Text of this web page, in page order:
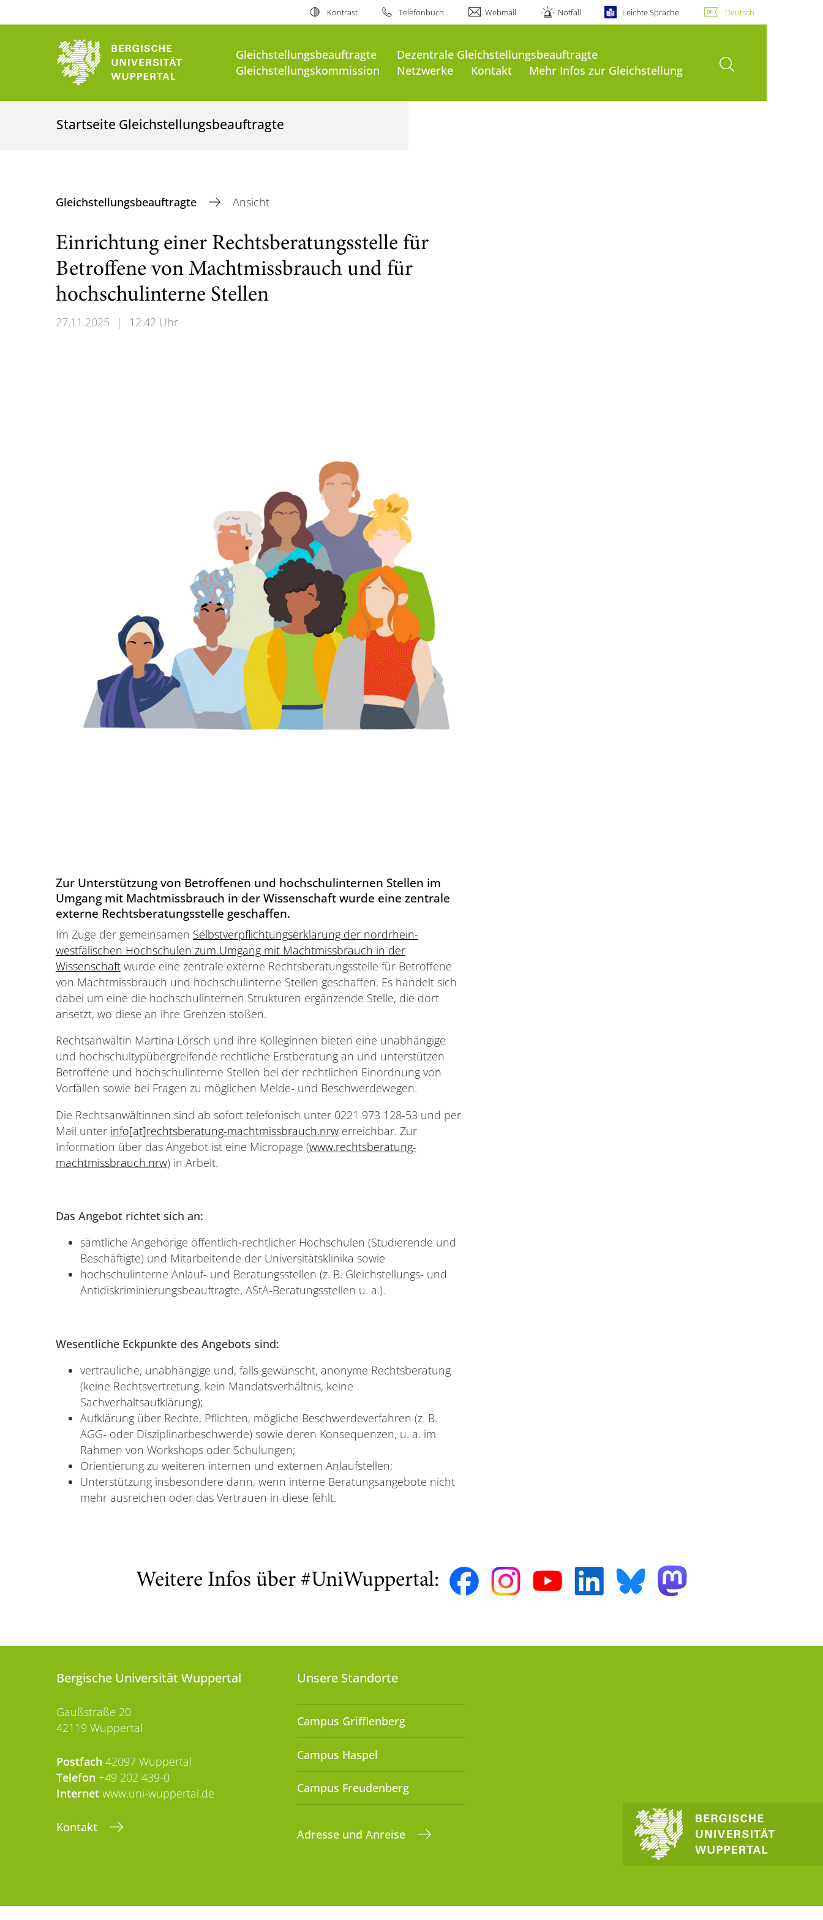
Kontrast Telefonbuch Webmail Notfall Leichte Sprache Deutsch
Gleichstellungsbeauftragte
Dezentrale Gleichstellungsbeauftragte
Gleichstellungskommission
Netzwerke Kontakt Mehr Infos zur Gleichstellung
Suche öffnen
Startseite Gleichstellungsbeauftragte
Gleichstellungsbeauftragte Ansicht
Einrichtung einer Rechtsberatungsstelle für
Betroffene von Machtmissbrauch und für
hochschulinterne Stellen
27.11.2025 | 12:42 Uhr
Zur Unterstützung von Betroffenen und hochschulinternen Stellen im
Umgang mit Machtmissbrauch in der Wissenschaft wurde eine zentrale
externe Rechtsberatungsstelle geschaffen.
Im Zuge der gemeinsamen Selbstverpflichtungserklärung der nordrhein-
westfälischen Hochschulen zum Umgang mit Machtmissbrauch in der
Wissenschaftwurde eine zentrale externe Rechtsberatungsstelle für Betroffene
von Machtmissbrauch und hochschulinterne Stellen geschaffen. Es handelt sich
dabei um eine die hochschulinternen Strukturen ergänzende Stelle, die dort
ansetzt, wo diese an ihre Grenzen stoßen.
Rechtsanwältin Martina Lörsch und ihre Kolleginnen bieten eine unabhängige
und hochschultypübergreifende rechtliche Erstberatung an und unterstützen
Betroffene und hochschulinterne Stellen bei der rechtlichen Einordnung von
Vorfällen sowie bei Fragen zu möglichen Melde- und Beschwerdewegen.
Die Rechtsanwältinnen sind ab sofort telefonisch unter 0221 973 128-53 und per
Mail unter info[at]rechtsberatung-machtmissbrauch.nrwerreichbar. Zur
Information über das Angebot ist eine Micropage (www.rechtsberatung-
machtmissbrauch.nrw) in Arbeit.
Das Angebot richtet sich an:
sämtliche Angehörige öffentlich-rechtlicher Hochschulen (Studierende und
Beschäftigte) und Mitarbeitende der Universitätsklinika sowie
hochschulinterne Anlauf- und Beratungsstellen (z. B. Gleichstellungs- und
Antidiskriminierungsbeauftragte, AStA-Beratungsstellen u. a.).
Wesentliche Eckpunkte des Angebots sind:
vertrauliche, unabhängige und, falls gewünscht, anonyme Rechtsberatung
(keine Rechtsvertretung, kein Mandatsverhältnis, keine
Sachverhaltsaufklärung);
Aufklärung über Rechte, Pflichten, mögliche Beschwerdeverfahren (z. B.
AGG- oder Disziplinarbeschwerde) sowie deren Konsequenzen, u. a. im
Rahmen von Workshops oder Schulungen;
Orientierung zu weiteren internen und externen Anlaufstellen;
Unterstützung insbesondere dann, wenn interne Beratungsangebote nicht
mehr ausreichen oder das Vertrauen in diese fehlt.
Weitere Infos über #UniWuppertal:
Bergische Universität Wuppertal
Gaußstraße 20
42119 Wuppertal
Postfach 42097 Wuppertal
Telefon +49 202 439-0
Internet www.uni-wuppertal.de
Kontakt
Unsere Standorte
Campus Grifflenberg
Campus Haspel
Campus Freudenberg
Adresse und Anreise